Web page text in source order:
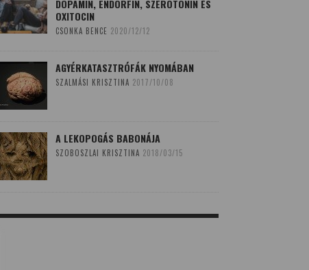
DOPAMIN, ENDORFIN, SZEROTONIN ÉS
OXITOCIN
CSONKA BENCE 2020/12/12
AGYÉRKATASZTRÓFÁK NYOMÁBAN
SZALMÁSI KRISZTINA 2017/10/08
A LEKOPOGÁS BABONÁJA
SZOBOSZLAI KRISZTINA 2018/03/15